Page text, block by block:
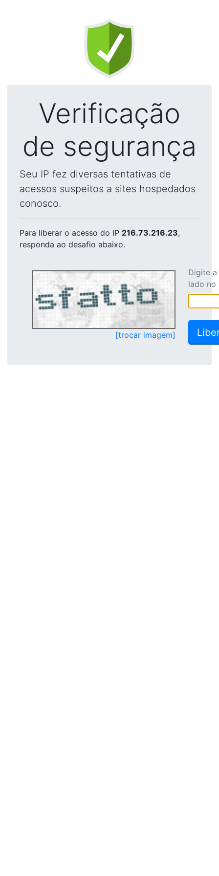
Verificação
de segurança
Seu IP fez diversas tentativas de
acessos suspeitos a sites hospedados
conosco.
Para liberar o acesso do IP 216.73.216.23,
responda ao desafio abaixo.
[trocar imagem]
Digite
lado no